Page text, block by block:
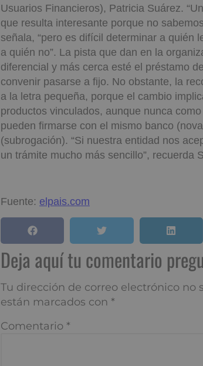
Usuarios Financieros), Patricia Suárez.
que resulta interesante porque no
señala, “pero es difícil determinar a quién
a quién no”. La pista que dan en la
diferencial y más cerca esté el préstamo
convenir pasarse a fijo. No obstante, la
a la letra pequeña, porque el cambio
productos vinculados, aunque nunca
pueden firmarse con el mismo banco
(subrogación). “Si nuestra entidad nos
un trámite mucho más sencillo”, recuerda
Fuente: elpais.com
Deja aquí tu comentario
Tu dirección de correo electrónico no
están marcados con *
Comentario *